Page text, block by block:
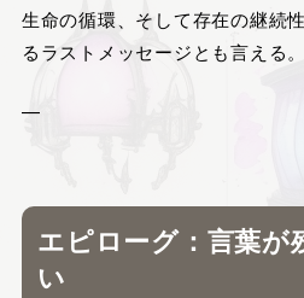
生命の循環、そして存在の継続
るラストメッセージとも言える。
—
エピローグ：言葉が
い